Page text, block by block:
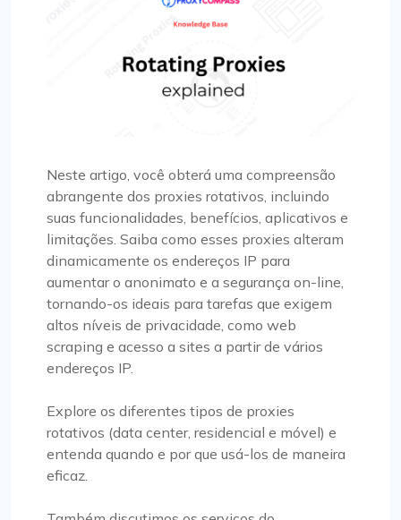
Neste artigo, você obterá uma compreensão
abrangente dos proxies rotativos, incluindo
suas funcionalidades, benefícios, aplicativos e
limitações. Saiba como esses proxies alteram
dinamicamente os endereços IP para
aumentar o anonimato e a segurança on-line,
tornando-os ideais para tarefas que exigem
altos níveis de privacidade, como web
scraping e acesso a sites a partir de vários
endereços IP.
Explore os diferentes tipos de proxies
rotativos (data center, residencial e móvel) e
entenda quando e por que usá-los de maneira
eficaz.